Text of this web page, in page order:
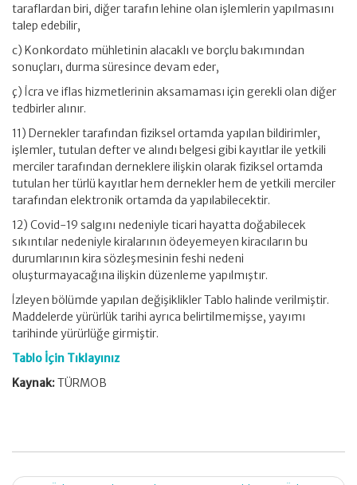
taraflardan biri, diğer tarafın lehine olan işlemlerin yapılmasını
talep edebilir,
c) Konkordato mühletinin alacaklı ve borçlu bakımından
sonuçları, durma süresince devam eder,
ç) İcra ve iflas hizmetlerinin aksamaması için gerekli olan diğer
tedbirler alınır.
11) Dernekler tarafından fiziksel ortamda yapılan bildirimler,
işlemler, tutulan defter ve alındı belgesi gibi kayıtlar ile yetkili
merciler tarafından derneklere ilişkin olarak fiziksel ortamda
tutulan her türlü kayıtlar hem dernekler hem de yetkili merciler
tarafından elektronik ortamda da yapılabilecektir.
12) Covid-19 salgını nedeniyle ticari hayatta doğabilecek
sıkıntılar nedeniyle kiralarının ödeyemeyen kiracıların bu
durumlarının kira sözleşmesinin feshi nedeni
oluşturmayacağına ilişkin düzenleme yapılmıştır.
İzleyen bölümde yapılan değişiklikler Tablo halinde verilmiştir.
Maddelerde yürürlük tarihi ayrıca belirtilmemişse, yayımı
tarihinde yürürlüğe girmiştir.
Tablo İçin Tıklayınız
Kaynak:TÜRMOB